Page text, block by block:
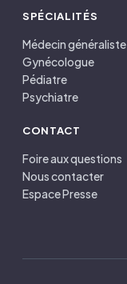
SPÉCIALITÉS
Médecin généraliste
Gynécologue
Pédiatre
Psychiatre
CONTACT
Foire aux questions
Nous contacter
Espace Presse